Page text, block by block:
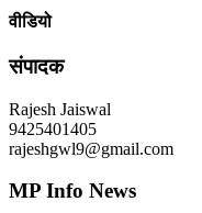
वीडियो
संपादक
Rajesh Jaiswal
9425401405
rajeshgwl9@gmail.com
MP Info News